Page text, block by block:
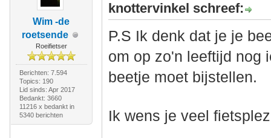
Wim -de
roetsende
Roeifietser
Berichten: 7.594
Topics: 190
Lid sinds: Apr 2017
Bedankt: 3660
11216 x bedankt in
5340 berichten
knottervinkel schreef:
P.S Ik denk dat je je
om op zo'n leeftijd nog
beetje moet bijstellen.
Ik wens je veel